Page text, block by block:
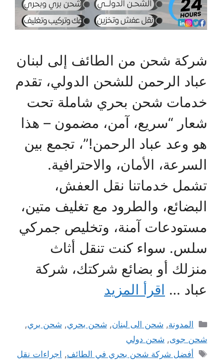
شركة شحن من الطائف إلى لبنان
عباد الرحمن للشحن الدولي، تقدم
خدمات شحن بحري شاملة تحت
شعار “سريع، آمن، مضمون – هذا
هو وعد عباد الرحمن!”، تجمع بين
السرعة، الأمان، والاحترافية.
تشمل خدماتنا نقل العفش،
البضائع، والطرود مع تغليف متين،
مستودعات آمنة، وتخليص جمركي
سلس. سواء كنت تنقل أثاث
منزلك أو بضائع شركتك، شركة
عباد … اقرأ المزيد
التصنيفات
المدونة, شحن الى لبنان, شحن بحري, شحن بري,
شحن جوى, شحن دولي
الوسوم
أفضل شركة شحن بحري في الطائف, اجراءات نقل